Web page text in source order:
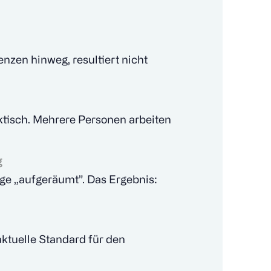
hinweg, resultiert nicht
Mehrere Personen arbeiten
„aufgeräumt”. Das Ergebnis:
Standard für den